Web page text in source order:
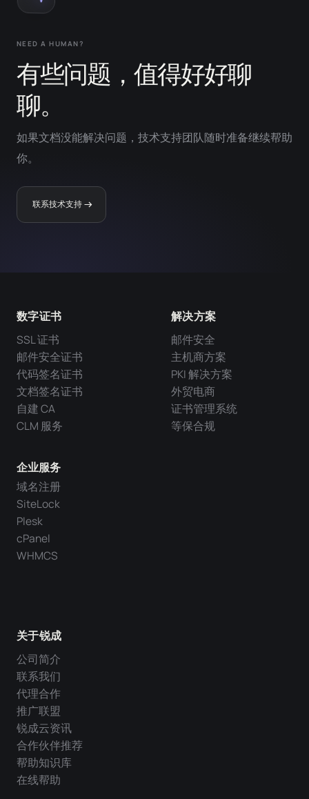
NEED A HUMAN?
有些问题，值得好好聊
聊。
如果文档没能解决问题，技术支持团队随时准备继续帮助
你。
联系技术支持
数字证书
SSL 证书
邮件安全证书
代码签名证书
文档签名证书
自建 CA
CLM 服务
企业服务
域名注册
SiteLock
Plesk
cPanel
WHMCS
解决方案
邮件安全
主机商方案
PKI 解决方案
外贸电商
证书管理系统
等保合规
关于锐成
公司简介
联系我们
代理合作
推广联盟
锐成云资讯
合作伙伴推荐
帮助知识库
在线帮助